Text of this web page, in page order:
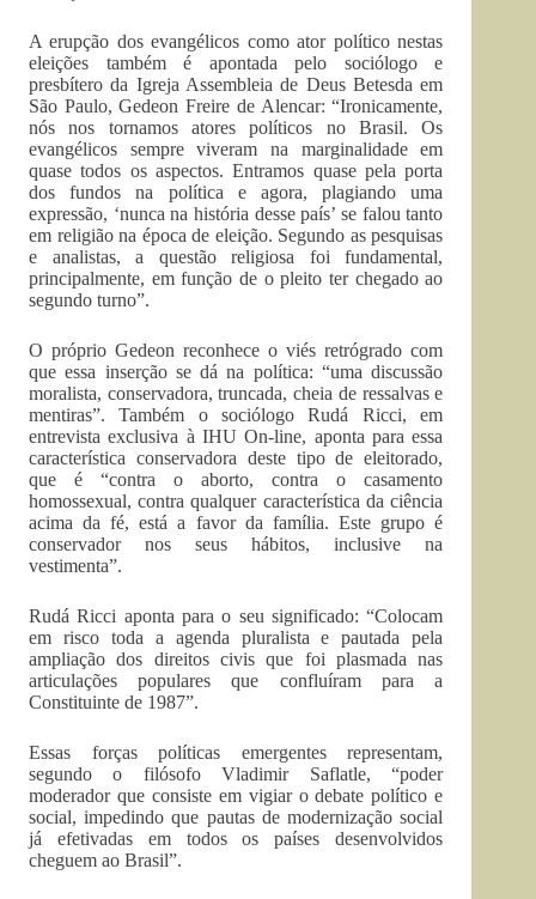
A erupção dos evangélicos como ator político nestas
eleições também é apontada pelo sociólogo e
presbítero da Igreja Assembleia de Deus Betesda em
São Paulo, Gedeon Freire de Alencar: “Ironicamente,
nós nos tornamos atores políticos no Brasil. Os
evangélicos sempre viveram na marginalidade em
quase todos os aspectos. Entramos quase pela porta
dos fundos na política e agora, plagiando uma
expressão, ‘nunca na história desse país’ se falou tanto
em religião na época de eleição. Segundo as pesquisas
e analistas, a questão religiosa foi fundamental,
principalmente, em função de o pleito ter chegado ao
segundo turno”.
O próprio Gedeon reconhece o viés retrógrado com
que essa inserção se dá na política: “uma discussão
moralista, conservadora, truncada, cheia de ressalvas e
mentiras”. Também o sociólogo Rudá Ricci, em
entrevista exclusiva à IHU On-line, aponta para essa
característica conservadora deste tipo de eleitorado,
que é “contra o aborto, contra o casamento
homossexual, contra qualquer característica da ciência
acima da fé, está a favor da família. Este grupo é
conservador nos seus hábitos, inclusive na
vestimenta”.
Rudá Ricci aponta para o seu significado: “Colocam
em risco toda a agenda pluralista e pautada pela
ampliação dos direitos civis que foi plasmada nas
articulações populares que confluíram para a
Constituinte de 1987”.
Essas forças políticas emergentes representam,
segundo o filósofo Vladimir Saflatle, “poder
moderador que consiste em vigiar o debate político e
social, impedindo que pautas de modernização social
já efetivadas em todos os países desenvolvidos
cheguem ao Brasil”.